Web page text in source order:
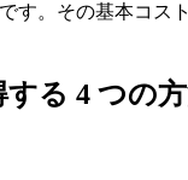
す。その基本コ
る 4 つの